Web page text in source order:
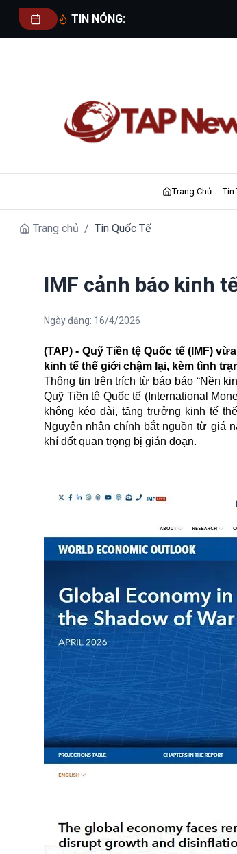
TIN NÓNG:
Trang Chủ Tin
Trang chủ / Tin Quốc Tế
IMF cảnh báo kinh
Ngày đăng: 16/4/2026
(TAP) - Quỹ Tiền tệ Quốc tế (IMF)
kinh tế thế giới chậm lại, kèm tình
Thông tin trên trích từ báo báo “Nền
Quỹ Tiền tệ Quốc tế (International
không kéo dài, tăng trưởng kinh tế
Nguyên nhân chính bắt nguồn từ giá
khí đốt quan trọng bị gián đoạn.